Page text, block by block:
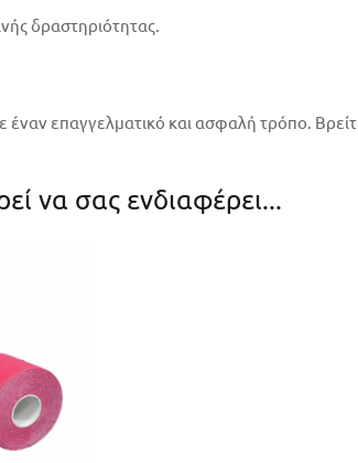
δραστηριότητας.
επαγγελματικό και ασφαλή τρόπο.
να σας ενδιαφέρει...